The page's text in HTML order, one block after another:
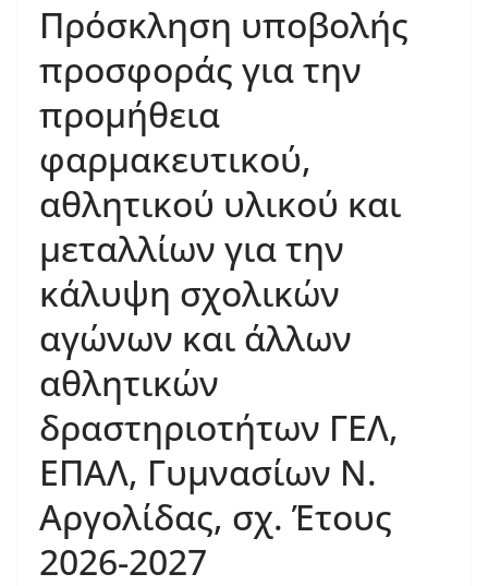
Πρόσκληση υποβολής
προσφοράς για την
προμήθεια
φαρμακευτικού,
αθλητικού υλικού και
μεταλλίων για την
κάλυψη σχολικών
αγώνων και άλλων
αθλητικών
δραστηριοτήτων ΓΕΛ,
ΕΠΑΛ, Γυμνασίων Ν.
Αργολίδας, σχ. Έτους
2026-2027